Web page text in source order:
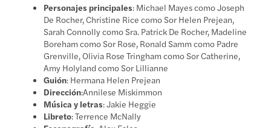
Personajes principales: Michael Mayes como Joseph
De Rocher, Christine Rice como Sor Helen Prejean,
Sarah Connolly como Sra. Patrick De Rocher, Madeline
Boreham como Sor Rose, Ronald Samm como Padre
Grenville, Olivia Rose Tringham como Sor Catherine,
Amy Holyland como Sor Lillianne
Guión: Hermana Helen Prejean
Dirección:Annilese Miskimmon
Música y letras: Jakie Heggie
Libreto: Terrence McNally